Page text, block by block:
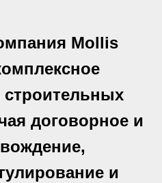
Mollis
договорное и
и